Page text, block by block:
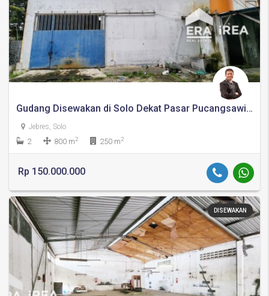
Gudang Disewakan di Solo Dekat Pasar Pucangsawit dan Stasiun Jebres
Jebres, Solo
2 800 m2 250 m2
Rp 150.000.000
DISEWAKAN